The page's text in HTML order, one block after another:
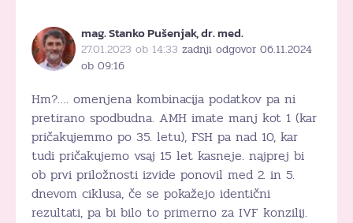
mag. Stanko Pušenjak, dr. med.
27.01.2023 ob 14:33 zadnji odgovor 06.11.2024
ob 09:16
Hm?…. omenjena kombinacija podatkov pa ni
pretirano spodbudna. AMH imate manj kot 1 (kar
pričakujemmo po 35. letu), FSH pa nad 10, kar
tudi pričakujemo vsaj 15 let kasneje. najprej bi
ob prvi priložnosti izvide ponovil med 2. in 5.
dnevom ciklusa, če se pokažejo identični
rezultati, pa bi bilo to primerno za IVF konzilij.